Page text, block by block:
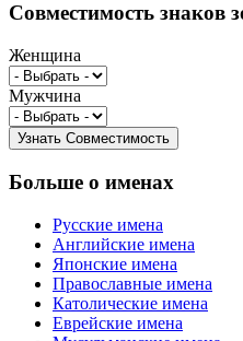
Совместимость знаков
Женщина
Мужчина
Больше о именах
Русские имена
Английские имена
Японские имена
Православные имена
Католические имена
Еврейские имена